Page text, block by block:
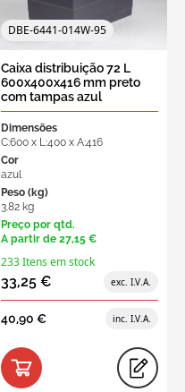
DBE-6441-014W-95
Caixa distribuição 72 L
600x400x416 mm preto
com tampas azul
Dimensões
C:600 x L:400 x A:416
Cor
azul
Peso (kg)
3.82 kg
Preço por qtd.
A partir de 27,15 €
233 Itens em stock
33,25 €
40,90 €